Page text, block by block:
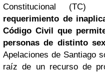
Constitucional
requerimiento de
Código Civil que
personas de distinto
Apelaciones de Santiago
raíz de un recurso de